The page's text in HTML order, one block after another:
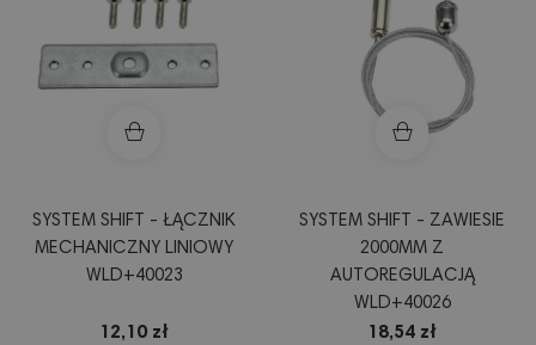
SYSTEM SHIFT - ŁĄCZNIK
MECHANICZNY LINIOWY
WLD+40023
12,10 zł
SYSTEM SHIFT - ZAWIESIE
2000MM Z
AUTOREGULACJĄ
WLD+40026
18,54 zł